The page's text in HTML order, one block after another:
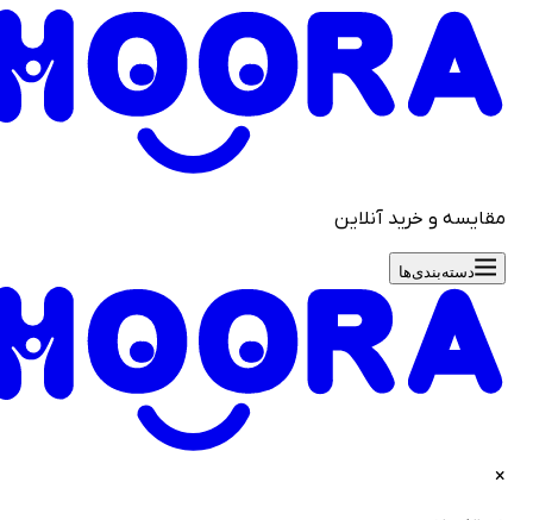
و خرید آنلاین
دسته‌بندی‌ها